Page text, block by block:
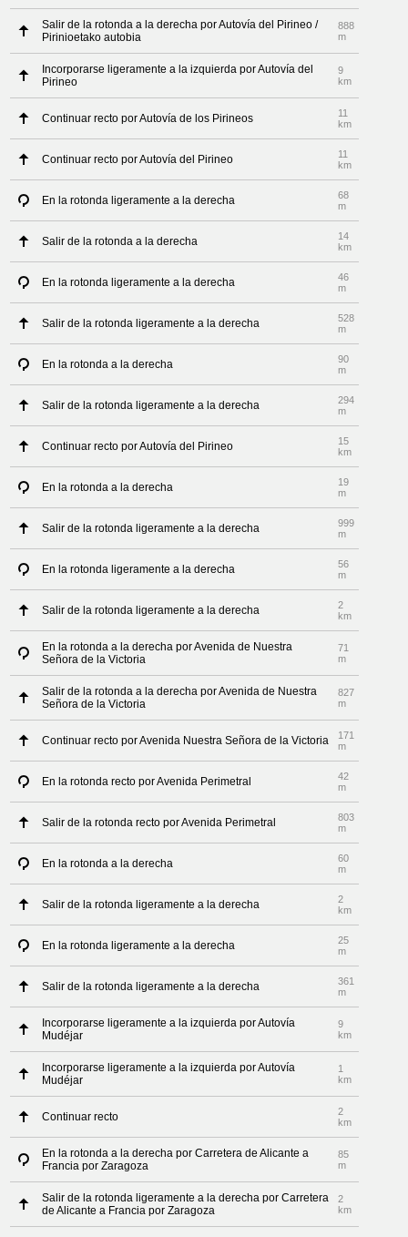
Salir de la rotonda a la derecha por Autovía del Pirineo /
Pirinioetako autobia
888
m
Incorporarse ligeramente a la izquierda por Autovía del
Pirineo
9
km
Continuar recto por Autovía de los Pirineos
11
km
Continuar recto por Autovía del Pirineo
11
km
En la rotonda ligeramente a la derecha
68
m
Salir de la rotonda a la derecha
14
km
En la rotonda ligeramente a la derecha
46
m
Salir de la rotonda ligeramente a la derecha
528
m
En la rotonda a la derecha
90
m
Salir de la rotonda ligeramente a la derecha
294
m
Continuar recto por Autovía del Pirineo
15
km
En la rotonda a la derecha
19
m
Salir de la rotonda ligeramente a la derecha
999
m
En la rotonda ligeramente a la derecha
56
m
Salir de la rotonda ligeramente a la derecha
2
km
En la rotonda a la derecha por Avenida de Nuestra
Señora de la Victoria
71
m
Salir de la rotonda a la derecha por Avenida de Nuestra
Señora de la Victoria
827
m
Continuar recto por Avenida Nuestra Señora de la Victoria
171
m
En la rotonda recto por Avenida Perimetral
42
m
Salir de la rotonda recto por Avenida Perimetral
803
m
En la rotonda a la derecha
60
m
Salir de la rotonda ligeramente a la derecha
2
km
En la rotonda ligeramente a la derecha
25
m
Salir de la rotonda ligeramente a la derecha
361
m
Incorporarse ligeramente a la izquierda por Autovía
Mudéjar
9
km
Incorporarse ligeramente a la izquierda por Autovía
Mudéjar
1
km
Continuar recto
2
km
En la rotonda a la derecha por Carretera de Alicante a
Francia por Zaragoza
85
m
Salir de la rotonda ligeramente a la derecha por Carretera
de Alicante a Francia por Zaragoza
2
km